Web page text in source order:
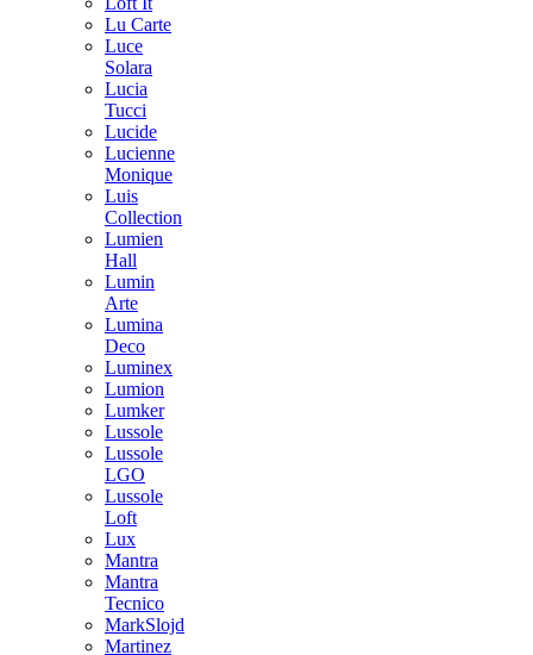
Lu Carte
Luce
Solara
Lucia
Tucci
Lucide
Lucienne
Monique
Luis
Collection
Lumien
Hall
Lumin
Arte
Lumina
Deco
Luminex
Lumion
Lumker
Lussole
Lussole
LGO
Lussole
Loft
Lux
Mantra
Mantra
Tecnico
MarkSlojd
Martinez